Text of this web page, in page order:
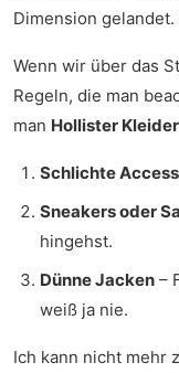
Dimension
Wenn wir über das
Regeln, die man
man Hollister Kleider
Schlichte
Sneakers oder
hingehst.
Dünne Jacken –
weiß ja nie.
Ich kann nicht mehr